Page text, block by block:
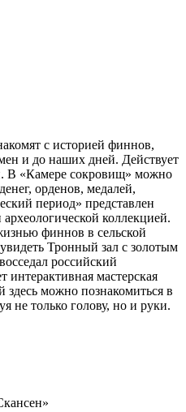
с историей финнов,
и до наших дней. Действует
В «Камере сокровищ» можно
орденов, медалей,
период» представлен
коллекцией.
финнов в сельской
Тронный зал с золотым
российский
интерактивная мастерская
можно познакомиться в
не только голову, но и руки.